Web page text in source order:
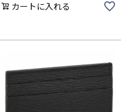
カートに入れる